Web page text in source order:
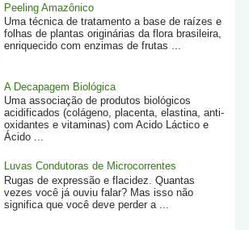
Peeling Amazônico
Uma técnica de tratamento a base de raízes e
folhas de plantas originárias da flora brasileira,
enriquecido com enzimas de frutas ...
A Decapagem Biológica
Uma associação de produtos biológicos
acidificados (colágeno, placenta, elastina, anti-
oxidantes e vitaminas) com Acido Láctico e
Ácido ...
Luvas Condutoras de Microcorrentes
Rugas de expressão e flacidez. Quantas
vezes você já ouviu falar? Mas isso não
significa que você deve perder a ...